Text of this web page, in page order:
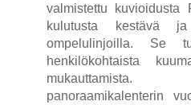
valmistettu kuvioidusta
kulutusta kestävä
ompelulinjoilla. Se
henkilökohtaista
panoraamikalenterin